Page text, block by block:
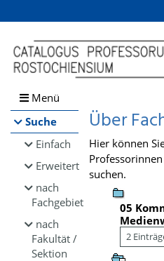
Browsen
direkt zum Inhalt
Menü
Suche
Einfach
Erweitert
nach
Fachgebiet
nach
Fakultät /
Sektion
Über
Hier können
suchen.
05
2